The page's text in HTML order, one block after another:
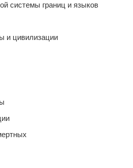
системы границ и языков
и цивилизации